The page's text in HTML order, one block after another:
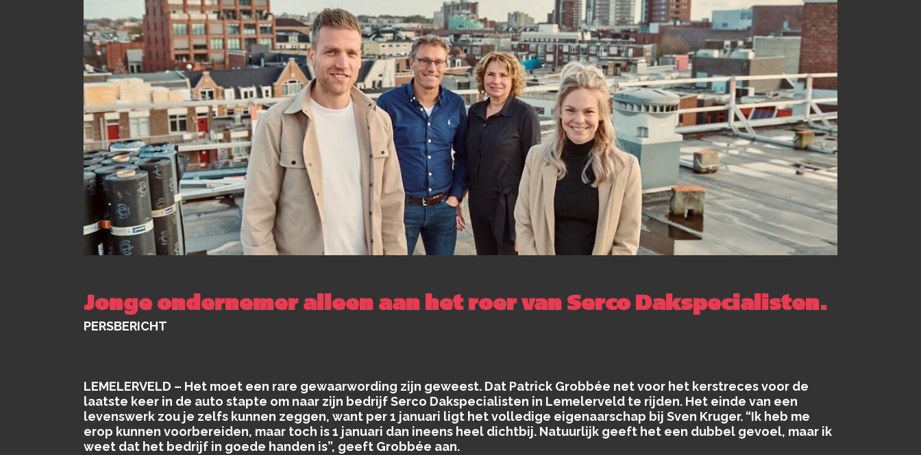
Jonge ondernemer alleen aan het roer van Serco Dakspecialisten.
PERSBERICHT
LEMELERVELD – Het moet een rare gewaarwording zijn geweest. Dat Patrick Grobbée net voor het kerstreces voor de
laatste keer in de auto stapte om naar zijn bedrijf Serco Dakspecialisten in Lemelerveld te rijden. Het einde van een
levenswerk zou je zelfs kunnen zeggen, want per 1 januari ligt het volledige eigenaarschap bij Sven Kruger. “Ik heb me
erop kunnen voorbereiden, maar toch is 1 januari dan ineens heel dichtbij. Natuurlijk geeft het een dubbel gevoel, maar ik
weet dat het bedrijf in goede handen is”, geeft Grobbée aan.